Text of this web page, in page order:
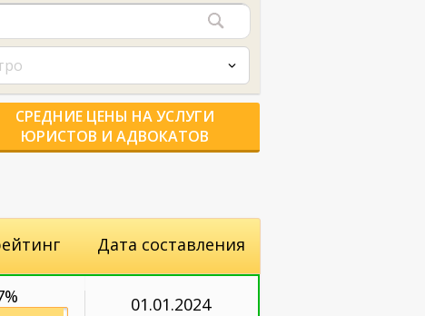
СРЕДНИЕ ЦЕНЫ НА УСЛУГИ
ЮРИСТОВ И АДВОКАТОВ
Дата составления
01.01.2024